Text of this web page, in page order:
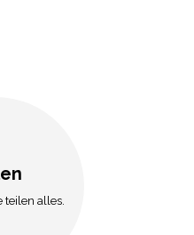
teilen alles.